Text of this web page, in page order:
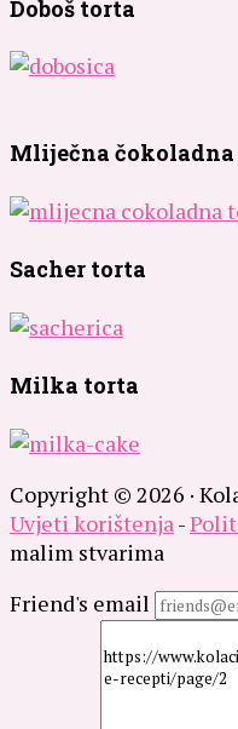
Doboš torta
Mliječna
Sacher torta
Milka torta
Copyright © 2026 ·
Uvjeti korištenja-
malim stvarima
Friend's email